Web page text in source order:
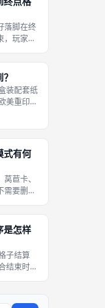
落脚在终
，玩家只
以发起冲
装配套纸
美重印标
式有何
苣卡、
需要删减
重玩家互
是怎样
子结算
结束时棋